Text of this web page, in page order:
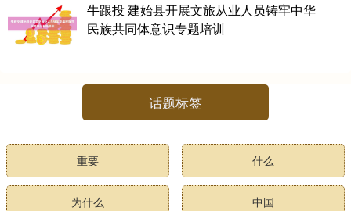
牛跟投 建始县开展文旅从业人员铸牢中华
民族共同体意识专题培训
话题标签
重要 什么
为什么 中国